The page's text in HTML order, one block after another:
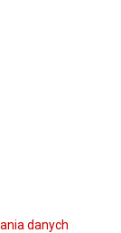
danych